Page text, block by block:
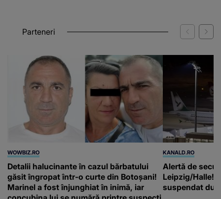
Parteneri
WOWBIZ.RO
Detalii halucinante în cazul bărbatului
găsit îngropat într-o curte din Botoșani!
Marinel a fost înjunghiat în inimă, iar
KANALD.RO
Alertă de
Leipzig/Halle!
suspendat